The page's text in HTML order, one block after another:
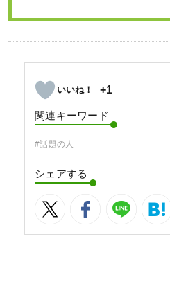
+1
関連キーワード
#話題の人
シェアする